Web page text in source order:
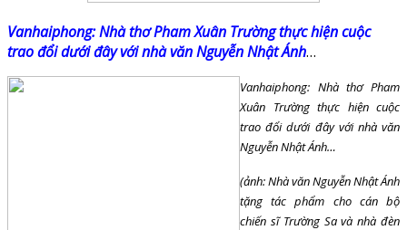
Vanhaiphong: Nhà thơ Pham Xuân Trường thực hiện cuộc
trao đổi dưới đây với nhà văn Nguyễn Nhật Ánh…
Vanhaiphong: Nhà thơ Pham
Xuân Trường thực hiện cuộc
trao đổi dưới đây với nhà văn
Nguyễn Nhật Ánh…
(ảnh: Nhà văn Nguyễn Nhật Ánh
tặng tác phẩm cho cán bộ
chiến sĩ Trường Sa và nhà đèn